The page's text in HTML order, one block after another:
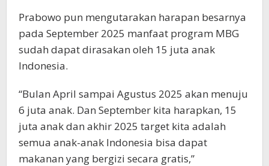
Prabowo pun mengutarakan harapan besarnya
pada September 2025 manfaat program MBG
sudah dapat dirasakan oleh 15 juta anak
Indonesia.
“Bulan April sampai Agustus 2025 akan menuju
6 juta anak. Dan September kita harapkan, 15
juta anak dan akhir 2025 target kita adalah
semua anak-anak Indonesia bisa dapat
makanan yang bergizi secara gratis,”